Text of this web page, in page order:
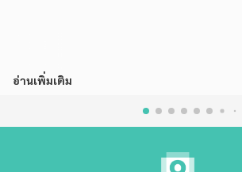
อ่านเพิ่มเติม